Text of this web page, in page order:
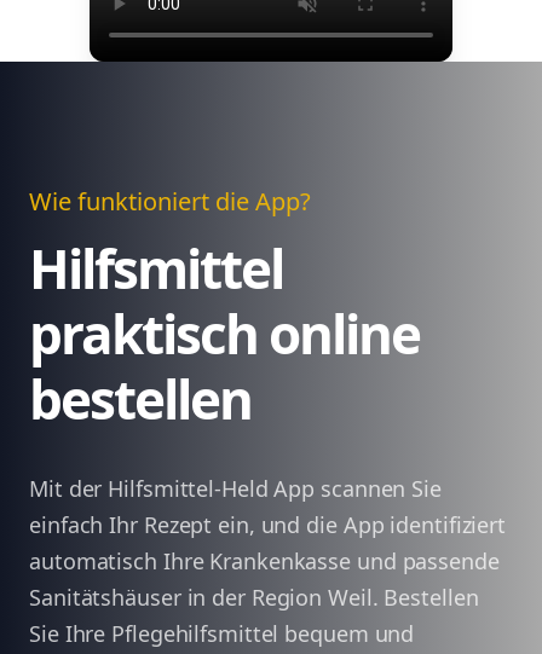
Wie funktioniert die App?
Hilfsmittel
praktisch online
bestellen
Mit der Hilfsmittel-Held App scannen Sie
einfach Ihr Rezept ein, und die App identifiziert
automatisch Ihre Krankenkasse und passende
Sanitätshäuser in der Region Weil. Bestellen
Sie Ihre Pflegehilfsmittel bequem und